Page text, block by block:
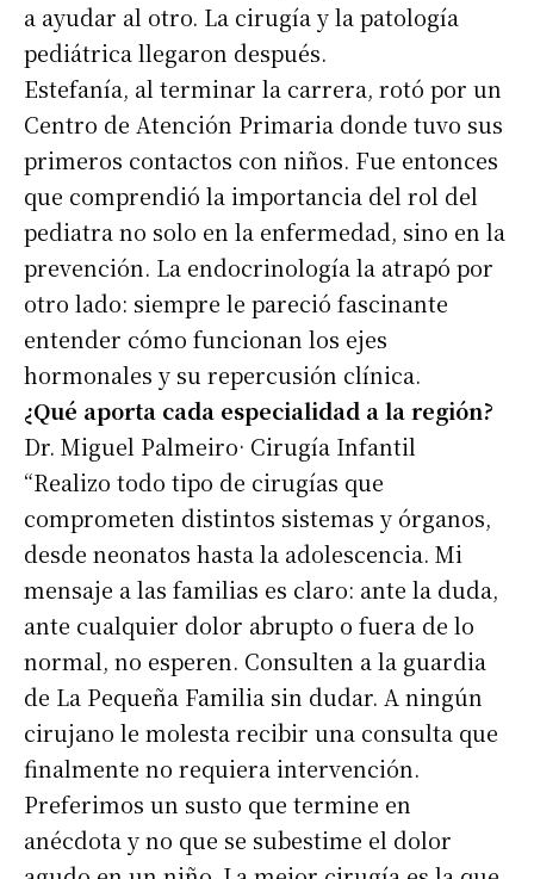
a ayudar al otro. La cirugía y la patología
pediátrica llegaron después.
Estefanía, al terminar la carrera, rotó por un
Centro de Atención Primaria donde tuvo sus
primeros contactos con niños. Fue entonces
que comprendió la importancia del rol del
pediatra no solo en la enfermedad, sino en la
prevención. La endocrinología la atrapó por
otro lado: siempre le pareció fascinante
entender cómo funcionan los ejes
hormonales y su repercusión clínica.
¿Qué aporta cada especialidad a la región?
Dr. Miguel Palmeiro· Cirugía Infantil
“Realizo todo tipo de cirugías que
comprometen distintos sistemas y órganos,
desde neonatos hasta la adolescencia. Mi
mensaje a las familias es claro: ante la duda,
ante cualquier dolor abrupto o fuera de lo
normal, no esperen. Consulten a la guardia
de La Pequeña Familia sin dudar. A ningún
cirujano le molesta recibir una consulta que
finalmente no requiera intervención.
Preferimos un susto que termine en
anécdota y no que se subestime el dolor